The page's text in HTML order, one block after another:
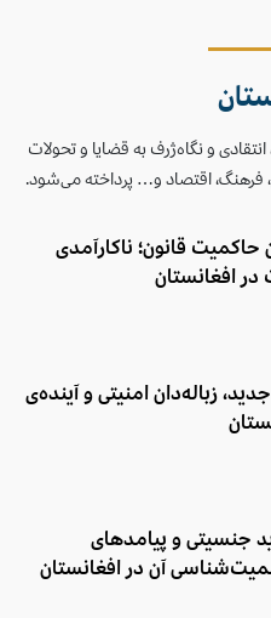
و نگاه‌ژرف به قضایا و تحولات
فرهنگ، اقتصاد و… پرداخته می‌شود.
افغانستان
آن در افغانستان